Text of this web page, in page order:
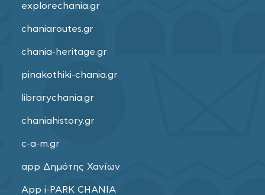
explorechania.gr
chaniaroutes.gr
chania-heritage.gr
pinakothiki-chania.gr
librarychania.gr
chaniahistory.gr
c-a-m.gr
app Δημότης Χανίων
App i-PARK CHANIA